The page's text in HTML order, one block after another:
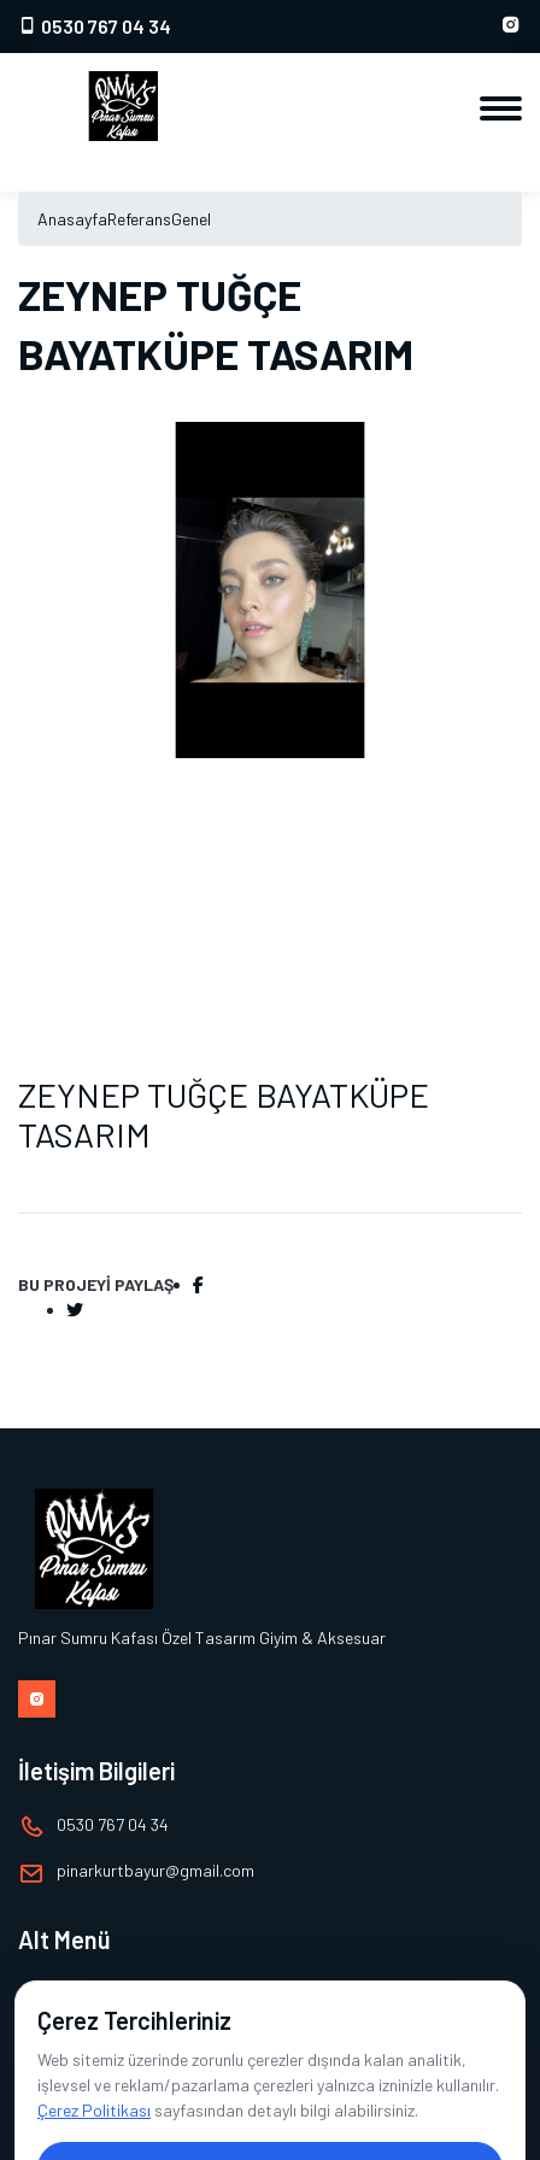
0530 767 04 34
AnasayfaReferansGenel
ZEYNEP TUĞÇE
BAYATKÜPE TASARIM
ZEYNEP TUĞÇE BAYATKÜPE
TASARIM
BU PROJEYI PAYLAŞ
Pınar Sumru Kafası Özel Tasarım Giyim & Aksesuar
İletişim Bilgileri
0530 767 04 34
pinarkurtbayur@gmail.com
Alt Menü
Ana Sayfa
Hakkımızda
Ürünlerimiz
Referanslarımız
İletişim
Çerez Tercihleriniz
Web sitemiz üzerinde zorunlu çerezler dışında kalan analitik,
işlevsel ve reklam/pazarlama çerezleri yalnızca izninizle kullanılır.
Çerez Politikası sayfasından detaylı bilgi alabilirsiniz.